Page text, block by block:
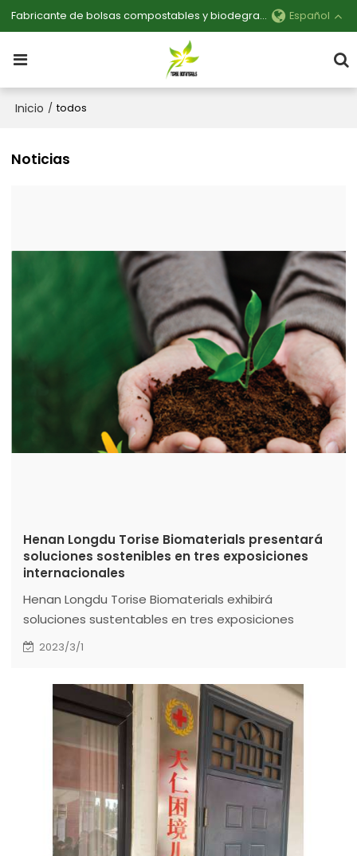
Fabricante de bolsas compostables y biodegradables personalizables Español
Inicio / todos
Noticias
Henan Longdu Torise Biomaterials presentará
soluciones sostenibles en tres exposiciones
internacionales
Henan Longdu Torise Biomaterials exhibirá
soluciones sustentables en tres exposiciones
internacionales, mostrando productos
2023/3/1